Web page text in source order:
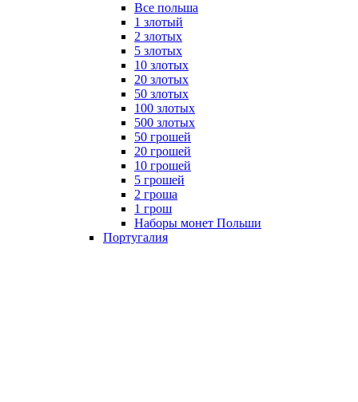
Все польша
1 злотый
2 злотых
5 злотых
10 злотых
20 злотых
50 злотых
100 злотых
500 злотых
50 грошей
20 грошей
10 грошей
5 грошей
2 гроша
1 грош
Наборы монет Польши
Португалия